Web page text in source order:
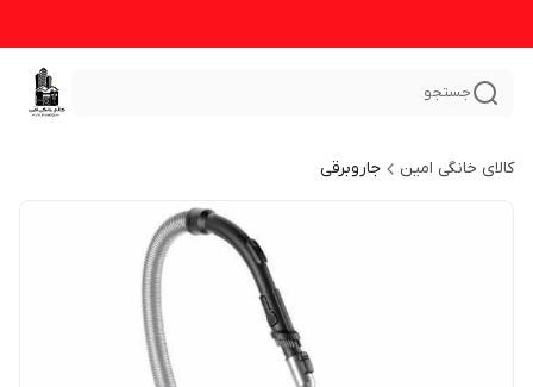
جستجو
کالای خانگی امین جاروبرقی